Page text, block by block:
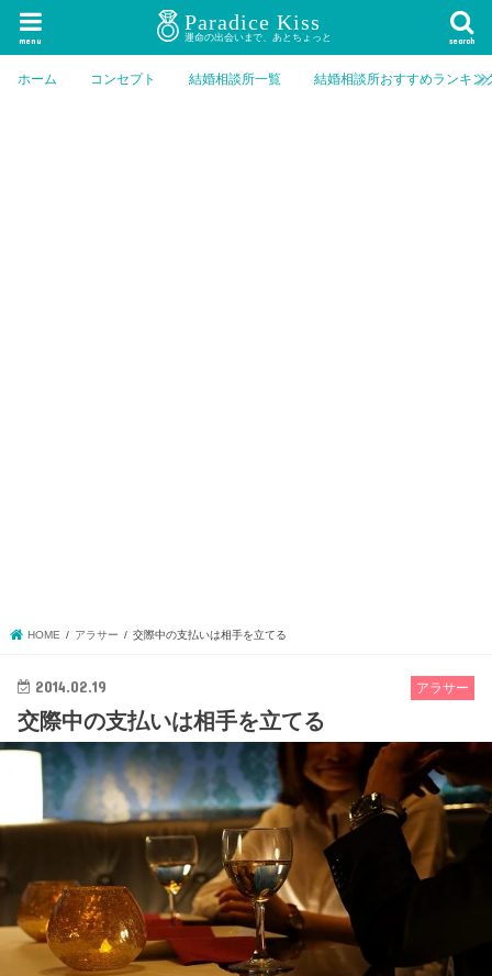
search
menu
ホーム コンセプト 結婚相談所一覧 結婚相談所おすすめランキン
HOME アラサー 交際中の支払いは相手を立てる
アラサー
2014.02.19
交際中の支払いは相手を立てる